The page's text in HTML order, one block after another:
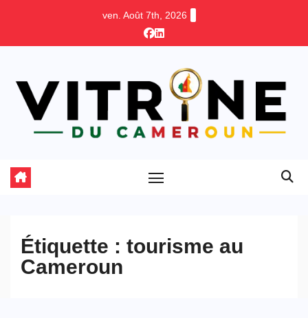
ven. Août 7th, 2026
Étiquette : tourisme au
Cameroun